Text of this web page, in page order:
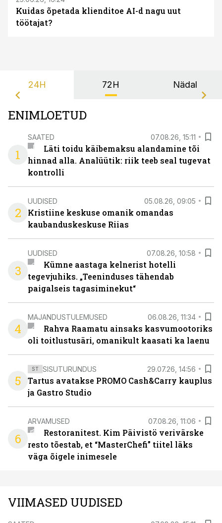
Kuidas õpetada klienditoe AI-d nagu uut
töötajat?
24H 72H Nädal
ENIMLOETUD
1
SAATED 07.08.26, 15:11
Läti toidu käibemaksu alandamine tõi
hinnad alla. Analüütik: riik teeb seal tugevat
kontrolli
2
UUDISED 05.08.26, 09:05
Kristiine keskuse omanik omandas
kaubanduskeskuse Riias
3
UUDISED 07.08.26, 10:58
Kümne aastaga kelnerist hotelli
tegevjuhiks. „Teeninduses tähendab
paigalseis tagasiminekut“
4
MAJANDUSTULEMUSED 06.08.26, 11:34
Rahva Raamatu ainsaks kasvumootoriks
oli toitlustusäri, omanikult kaasati ka laenu
5
ST SISUTURUNDUS 29.07.26, 14:56
Tartus avatakse PROMO Cash&Carry kauplus
ja Gastro Studio
6
ARVAMUSED 07.08.26, 11:06
Restoranitest. Kim Päivistö verivärske
resto tõestab, et “MasterChefi” tiitel läks
väga õigele inimesele
VIIMASED UUDISED